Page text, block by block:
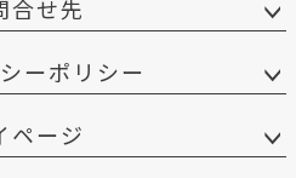
合せ先
ーポリシー
ページ